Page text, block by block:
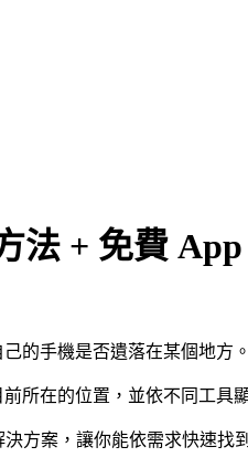
法 + 免費
的手機是否遺落在某個地方
所在的位置，並依不同工具
方案，讓你能依需求快速找